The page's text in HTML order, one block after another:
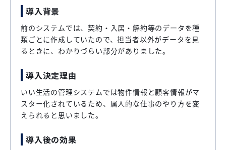
導入背景
前のシステムでは、契約・入居・解約等のデータを種
類ごとに作成していたので、担当者以外がデータを見
るときに、わかりづらい部分がありました。
導入決定理由
いい生活の管理システムでは物件情報と顧客情報がマ
スター化されているため、属人的な仕事のやり方を変
えられると思いました。
導入後の効果